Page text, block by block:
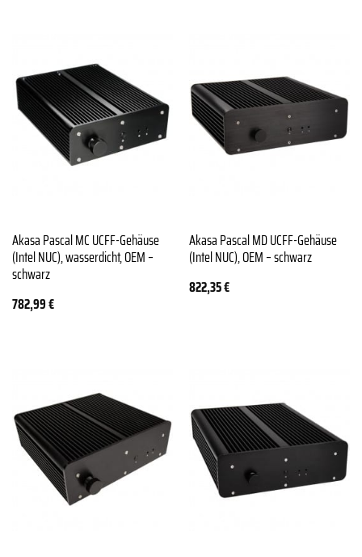
Akasa Pascal MC UCFF-Gehäuse
(Intel NUC), wasserdicht, OEM –
schwarz
782,99€
Akasa Pascal MD UCFF-Gehäuse
(Intel NUC), OEM – schwarz
822,35€